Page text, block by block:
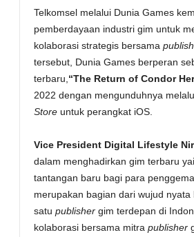
Telkomsel melalui Dunia Games
pemberdayaan industri gim untuk
kolaborasi strategis bersama
tersebut, Dunia Games berperan
terbaru, “The Return of Condor
2022 dengan mengunduhnya
Store untuk perangkat iOS.
Vice President Digital Lifestyle
dalam menghadirkan gim terbaru
tantangan baru bagi para
merupakan bagian dari wujud
satu publishergim terdepan di
kolaborasi bersama mitra publisher